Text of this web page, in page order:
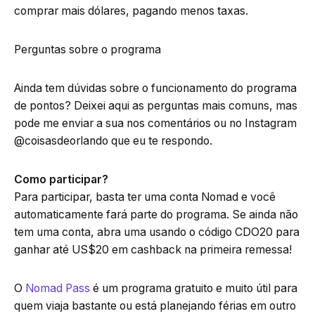
comprar mais dólares, pagando menos taxas.
Perguntas sobre o programa
Ainda tem dúvidas sobre o funcionamento do programa
de pontos? Deixei aqui as perguntas mais comuns, mas
pode me enviar a sua nos comentários ou no Instagram
@coisasdeorlando que eu te respondo.
Como participar?
Para participar, basta ter uma conta Nomad e você
automaticamente fará parte do programa. Se ainda não
tem uma conta, abra uma usando o código CDO20 para
ganhar até US$20 em cashback na primeira remessa!
O Nomad Pass é um programa gratuito e muito útil para
quem viaja bastante ou está planejando férias em outro